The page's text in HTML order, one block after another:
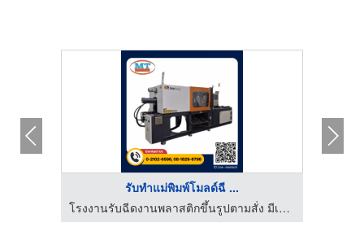
รับทำแม่พิมพ์โมลด์ฉี ...
โรงงานรับฉีดงานพลาสติกขึ้นรูปตามสั่ง มีเทค โมลด์แอนด์พาร์ท